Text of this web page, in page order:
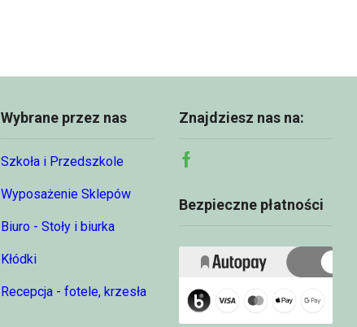
Wybrane przez nas
Szkoła i Przedszkole
Wyposażenie Sklepów
Biuro - Stoły i biurka
Kłódki
Recepcja - fotele, krzesła
Znajdziesz nas na:
Facebook
Bezpieczne płatności